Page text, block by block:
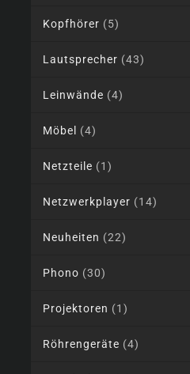
Kopfhörer (5)
Lautsprecher (43)
Leinwände (4)
Möbel (4)
Netzteile (1)
Netzwerkplayer (14)
Neuheiten (22)
Phono (30)
Projektoren (1)
Röhrengeräte (4)